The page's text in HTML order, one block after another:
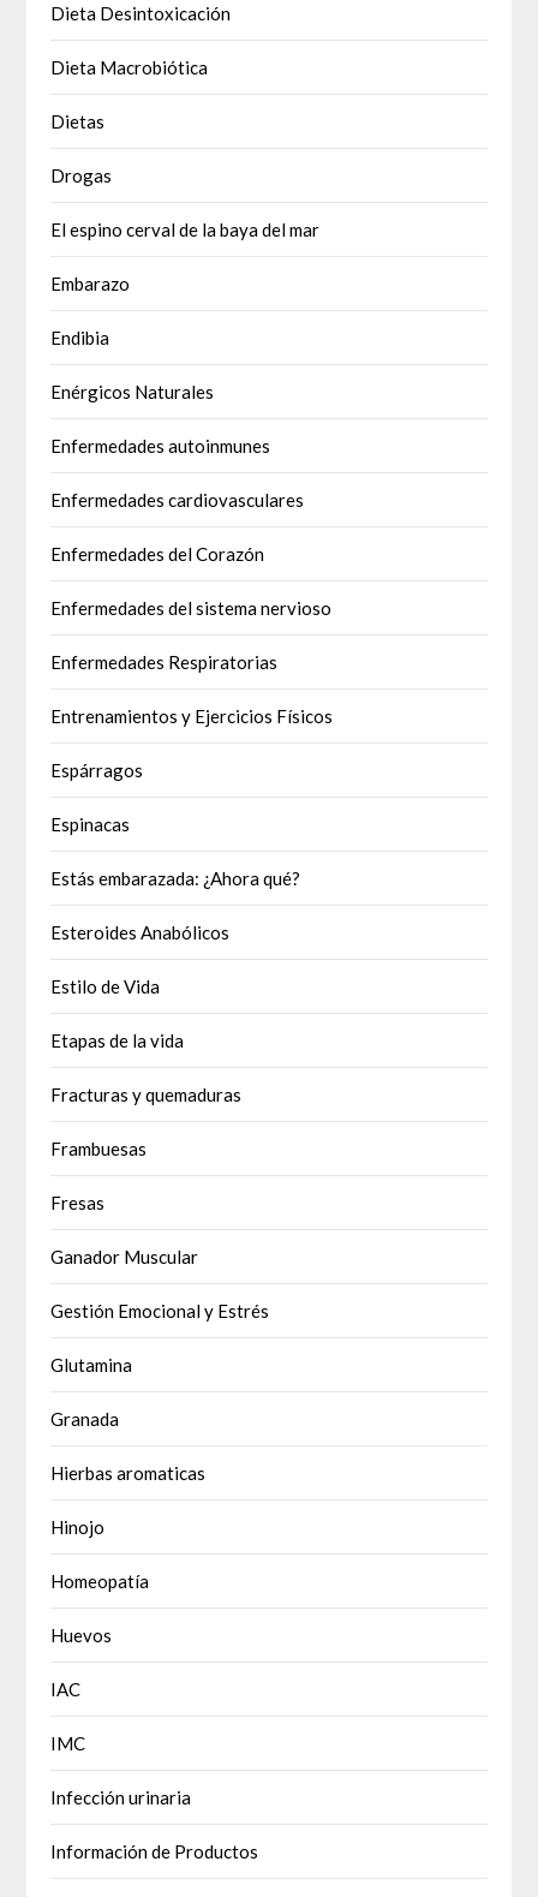
Dieta Desintoxicación
Dieta Macrobiótica
Dietas
Drogas
El espino cerval de la baya del mar
Embarazo
Endibia
Enérgicos Naturales
Enfermedades autoinmunes
Enfermedades cardiovasculares
Enfermedades del Corazón
Enfermedades del sistema nervioso
Enfermedades Respiratorias
Entrenamientos y Ejercicios Físicos
Espárragos
Espinacas
Estás embarazada: ¿Ahora qué?
Esteroides Anabólicos
Estilo de Vida
Etapas de la vida
Fracturas y quemaduras
Frambuesas
Fresas
Ganador Muscular
Gestión Emocional y Estrés
Glutamina
Granada
Hierbas aromaticas
Hinojo
Homeopatía
Huevos
IAC
IMC
Infección urinaria
Información de Productos